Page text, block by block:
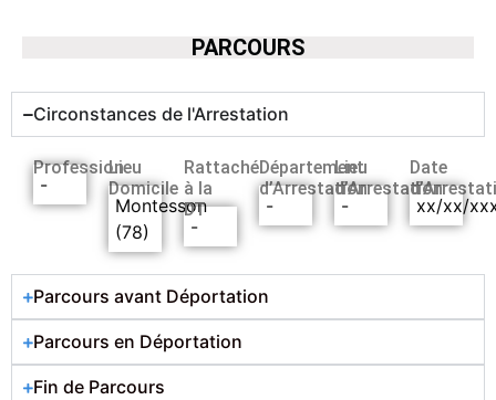
PARCOURS
Circonstances de l'Arrestation
Profession
-
Lieu
Domicile
Montesson
(78)
Rattaché
à la
DT
-
Département
d’Arrestation
-
Lieu
d’Arrestation
-
Date
xx/xx/
Parcours avant Déportation
Parcours en Déportation
Fin de Parcours